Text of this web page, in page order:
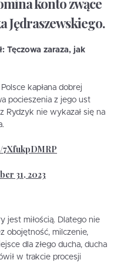
konto zwące
Jędraszewskiego.
Tęczowa zaraza, jak
kapłana dobrej
pocieszenia z jego ust
Rydzyk nie wykazał się na
31, 2023
jest miłością. Dlatego nie
obojętność, milczenie,
dla złego ducha, ducha
w trakcie procesji